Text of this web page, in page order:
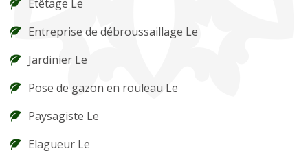
Etêtage Le
Entreprise de débroussaillage Le
Jardinier Le
Pose de gazon en rouleau Le
Paysagiste Le
Elagueur Le